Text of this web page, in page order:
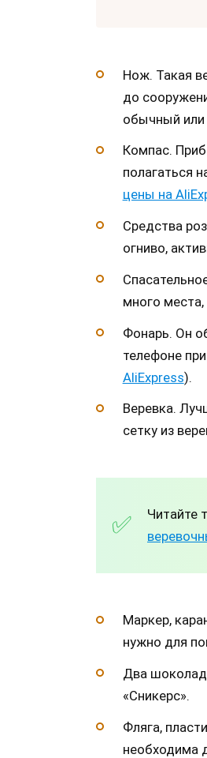
Нож. Такая
до
обычный
Компас.
полагаться
цены на
Средства
огниво,
много
Фонарь. Он
телефоне
AliExpress).
Веревка.
сетку из
Читайте
Маркер,
нужно для
Два
«Сникерс».
Фляга,
необходима